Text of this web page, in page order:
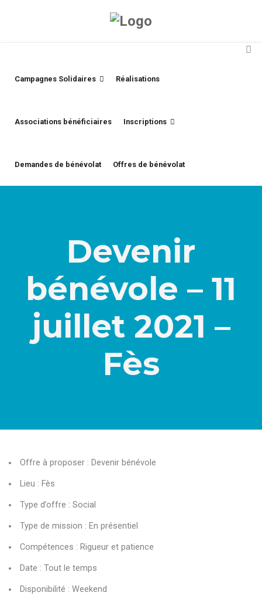
Campagnes Solidaires Réalisations
Associations bénéficiaires Inscriptions
Demandes de bénévolat Offres de bénévolat
Devenir
bénévole – 11
juillet 2021 –
Fès
Offre à proposer : Devenir bénévole
Lieu : Fès
Type d’offre : Social
Type de mission : En présentiel
Compétences : Rigueur et patience
Date : Tout le temps
Disponibilité : Weekend